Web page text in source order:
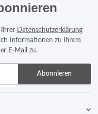
Ihrer Datenschutzerklärung
Informationen zu Ihrem
E-Mail zu.
Abonnieren